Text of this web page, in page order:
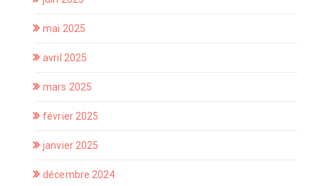
mai 2025
avril 2025
mars 2025
février 2025
janvier 2025
décembre 2024